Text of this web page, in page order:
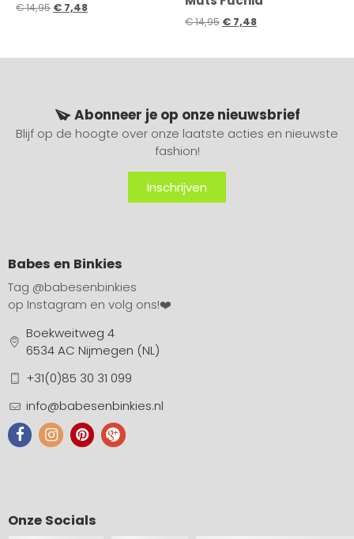
€14,95 € 7,48
€14,95 € 7,48
Abonneer je op onze nieuwsbrief
Blijf op de hoogte over onze laatste acties en nieuwste
fashion!
Inschrijven
Babes en Binkies
Tag @babesenbinkies
op Instagram en volg ons!❤️
Boekweitweg 4
6534 AC Nijmegen (NL)
+31(0)85 30 31 099
info@babesenbinkies.nl
Onze Socials